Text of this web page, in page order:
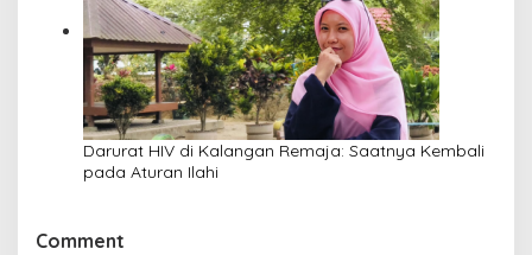
Darurat HIV di Kalangan Remaja: Saatnya Kembali
pada Aturan Ilahi
Comment